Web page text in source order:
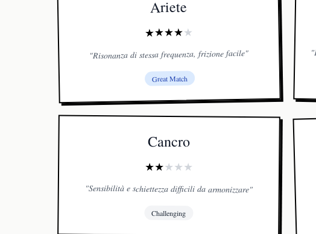
Ariete
★★★★★
"Risonanza di stessa frequenza, frizione facile"
Great Match
"
Cancro
★★★★★
"Sensibilità e schiettezza difficili da armonizzare"
Challenging